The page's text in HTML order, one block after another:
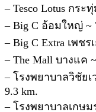
– Tesco Lotus กระ
– Big C อ้อมใหญ่ ~
– Big C Extra เพชร
– The Mall บางแค
– โรงพยาบาลวิชัย
9.3 km.
– โรงพยาบาลเกษ